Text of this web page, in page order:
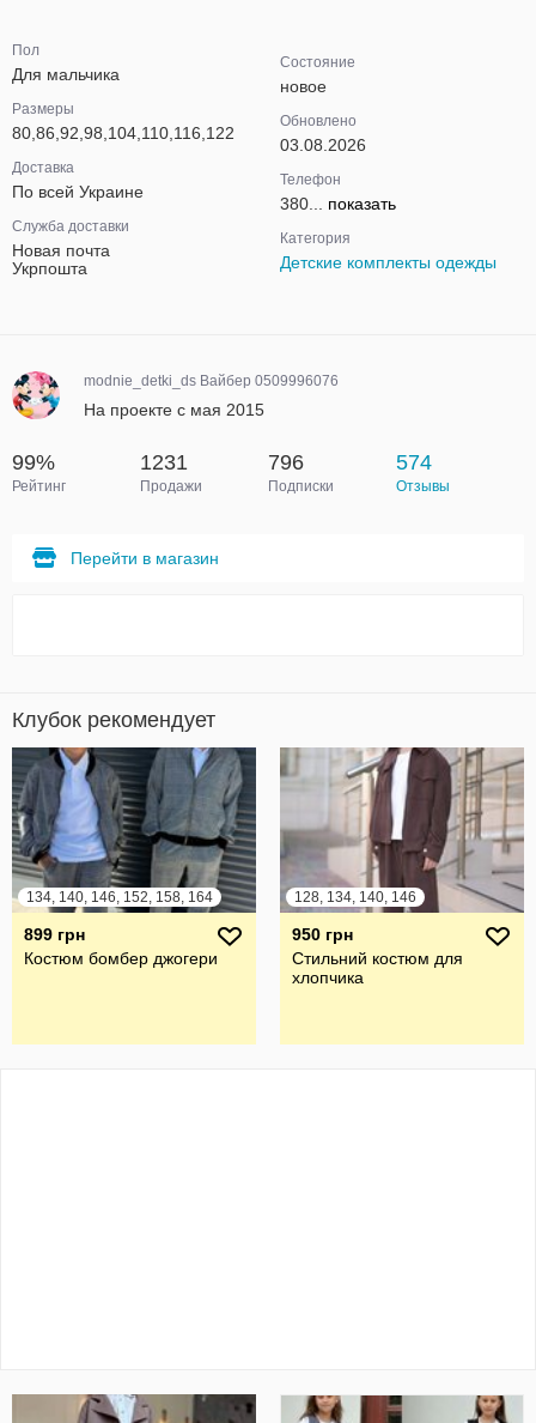
Пол
Для мальчика
Размеры
80,86,92,98,104,110,116,122
Доставка
По всей Украине
Служба доставки
Новая почта
Укрпошта
Состояние
новое
Обновлено
03.08.2026
Телефон
380... показать
Категория
Детские комплекты одежды
modnie_detki_ds Вайбер 0509996076
На проекте с мая 2015
99%
Рейтинг
1231
Продажи
796
Подписки
574
Отзывы
Перейти в магазин
Клубок рекомендует
134, 140, 146, 152, 158, 164
899 грн
Костюм бомбер джогери
128, 134, 140, 146
950 грн
Стильний костюм для
хлопчика